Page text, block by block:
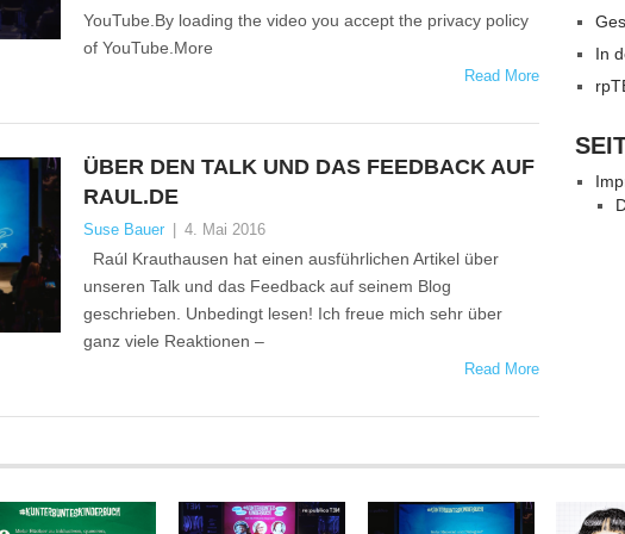
YouTube.By loading the video you accept the privacy policy
of YouTube.More
Read More
ÜBER DEN TALK UND DAS FEEDBACK AUF
RAUL.DE
Suse Bauer 4. Mai 2016
Raúl Krauthausen hat einen ausführlichen Artikel über
unseren Talk und das Feedback auf seinem Blog
geschrieben. Unbedingt lesen! Ich freue mich sehr über
ganz viele Reaktionen –
Read More
In